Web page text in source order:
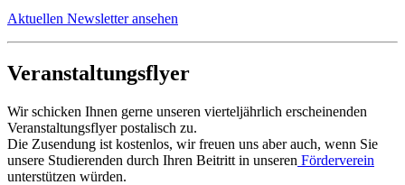
Aktuellen Newsletter ansehen
Veranstaltungsflyer
Wir schicken Ihnen gerne unseren vierteljährlich erscheinenden
Veranstaltungsflyer postalisch zu.
Die Zusendung ist kostenlos, wir freuen uns aber auch, wenn Sie
unsere Studierenden durch Ihren Beitritt in unseren Förderverein
unterstützen würden.